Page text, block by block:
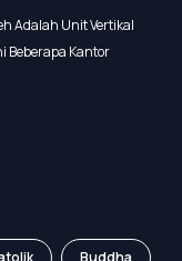
Adalah Unit Vertikal
Beberapa Kantor